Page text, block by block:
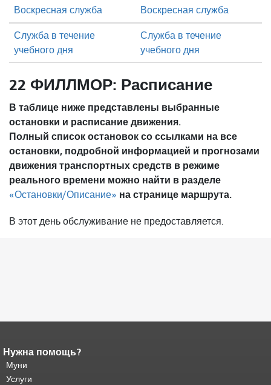
Воскресная служба Воскресная служба
Служба в течение
учебного дня
Служба в течение
учебного дня
22 ФИЛЛМОР: Расписание
В таблице ниже представлены выбранные
остановки и расписание движения.
Полный список остановок со ссылками на все
остановки, подробной информацией и прогнозами
движения транспортных средств в режиме
реального времени можно найти в разделе
«Остановки/Описание» на странице маршрута.
В этот день обслуживание не предоставляется.
Конец содержимого
страницы.
страницы повторяется на каждой
Нужна помощь?
Муни
Услуги